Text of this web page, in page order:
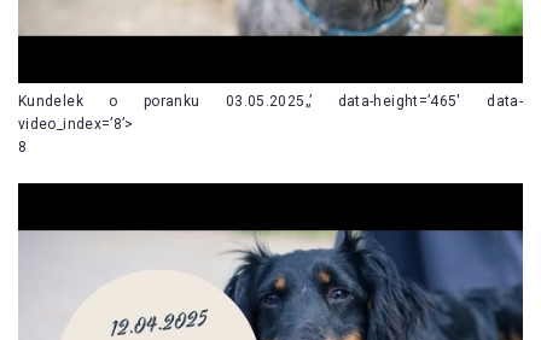
Kundelek o poranku 03.05.2025„’ data-height=’465′ data-
video_index=’8’>
8